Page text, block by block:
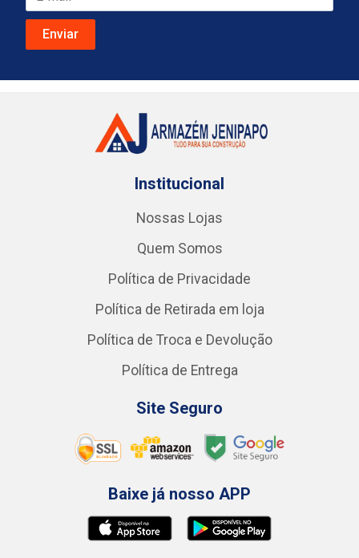
Institucional
Nossas Lojas
Quem Somos
Política de Privacidade
Política de Retirada em loja
Política de Troca e Devolução
Política de Entrega
Site Seguro
Baixe já nosso APP